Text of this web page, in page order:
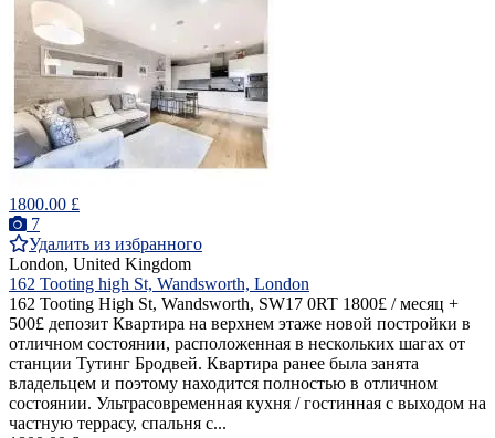
1800.00 £
7
Удалить из избранного
London, United Kingdom
162 Tooting high St, Wandsworth, London
162 Tooting High St, Wandsworth, SW17 0RT 1800£ / месяц +
500£ депозит Квартира на верхнем этаже новой постройки в
отличном состоянии, расположенная в нескольких шагах от
станции Тутинг Бродвей. Квартира ранее была занята
владельцем и поэтому находится полностью в отличном
состоянии. Ультрасовременная кухня / гостинная с выходом на
частную террасу, спальня с...